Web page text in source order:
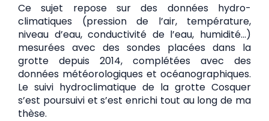
Ce sujet repose sur des données hydro-
climatiques (pression de l’air, température,
niveau d’eau, conductivité de l’eau, humidité…)
mesurées avec des sondes placées dans la
grotte depuis 2014, complétées avec des
données météorologiques et océanographiques.
Le suivi hydroclimatique de la grotte Cosquer
s’est poursuivi et s’est enrichi tout au long de ma
thèse.